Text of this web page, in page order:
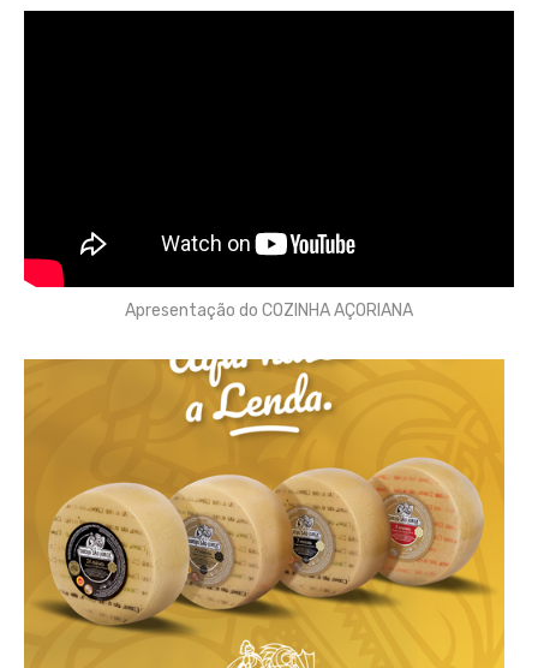
Apresentação do COZINHA AÇORIANA